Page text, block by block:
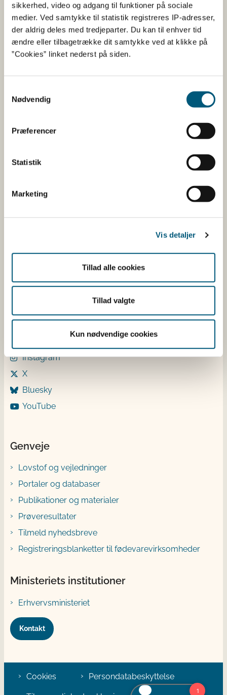
sikkerhed, video og adgang til funktioner på sociale
medier. Ved samtykke til statistik registreres IP-adresser,
der aldrig deles med tredjeparter. Du kan til enhver tid
ændre eller tilbagetrække dit samtykke ved at klikke på
”Cookies” linket nederst på siden.
Nødvendig
Præferencer
Statistik
Marketing
Vis detaljer
Tillad alle cookies
Tillad valgte
Kun nødvendige cookies
Fødevarestyrelsen er en styrelse under
Erhvervsministeriet. Styrelsen arbejder med hele
fødevarekæden fra jord til bord med fokus på
dyresundhed og sikker, sund mad. Vi står bag De
officielle Kostråd og smileykontroller, som du kender
Kontakt
Stationsparken 31-33
CVR: 62534516
Betaling af regning
Instagram
X
Bluesky
YouTube
Genveje
Lovstof og vejledninger
Portaler og databaser
Publikationer og materialer
Prøveresultater
Tilmeld nyhedsbreve
Registreringsblanketter til fødevarevirksomheder
Ministeriets institutioner
Erhvervsministeriet
Kontakt
Cookies Persondatabeskyttelse